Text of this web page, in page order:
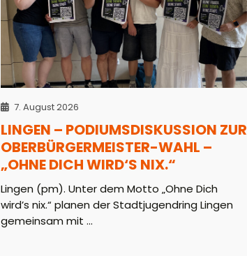
7. August 2026
LINGEN – PODIUMSDISKUSSION ZUR
OBERBÜRGERMEISTER-WAHL –
„OHNE DICH WIRD‘S NIX.“
Lingen (pm). Unter dem Motto „Ohne Dich
wird’s nix.“ planen der Stadtjugendring Lingen
gemeinsam mit ...